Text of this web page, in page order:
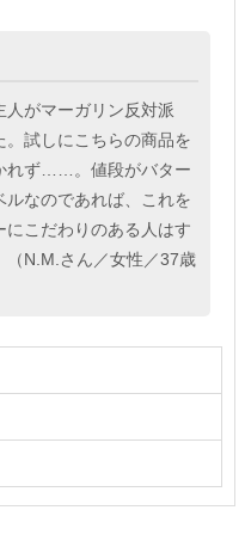
人がマーガリン反対派
試しにこちらの商品を
れず……。値段がバター
ルなのであれば、これを
こだわりのある人はす
（N.M.さん／女性／37歳